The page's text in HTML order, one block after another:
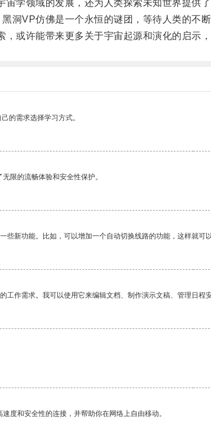
学领域的发展，还为人类探索未知世界提供了
VP仿佛是一个永恒的谜团，等待人类的不断
许能带来更多关于宇宙起源和演化的启示，
的需求选择学习方式。
限的流畅体验和安全性保护。
些新功能。比如，可以增加一个自动切换线路的功能，这样就可
工作需求。我可以使用它来编辑文档、制作演示文稿、管理日程安
度和安全性的连接，并帮助你在网络上自由移动。